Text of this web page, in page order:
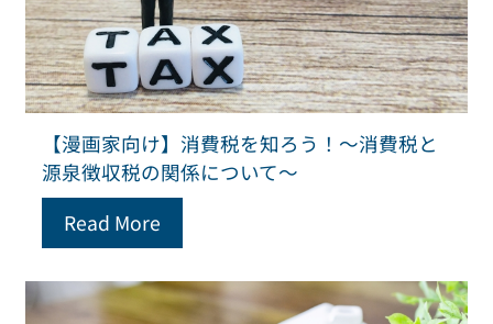
【漫画家向け】消費税を知ろう！～消費税と
源泉徴収税の関係について～
Read More